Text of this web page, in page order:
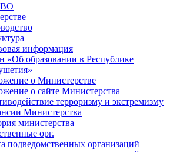
информация
«Об образовании в Республике
о Министерстве
о сайте Министерства
терроризму и экстремизму
Министерства
министерства
орг.
подведомственных организаций